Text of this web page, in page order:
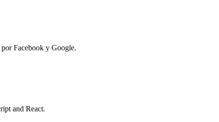
Facebook y Google.
and React.